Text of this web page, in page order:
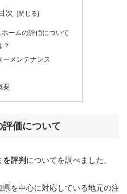
次
ホームの評価について
？
ーメンテナンス
要
評価について
を評判 についてを調べました。
県を中心に対応している地元の注